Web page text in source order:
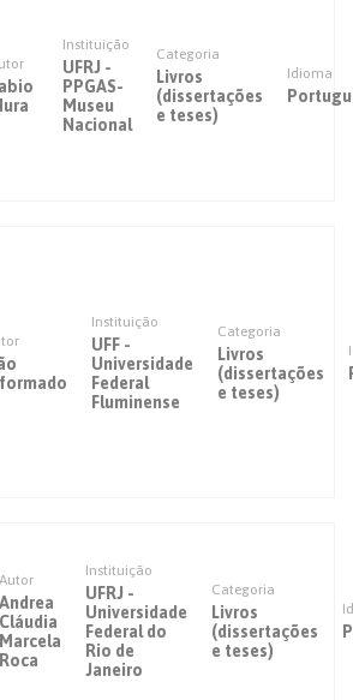
Instituição
UFRJ -
PPGAS-
Museu
Nacional
Categoria
Livros
(dissertações
e teses)
Idioma
Instituição
UFF -
Universidade
Federal
Fluminense
Categoria
Livros
(dissertações
e teses)
Autor
Andrea
Cláudia
Marcela
Roca
Instituição
UFRJ -
Universidade
Federal do
Rio de
Janeiro
Categoria
Livros
(dissertações
e teses)